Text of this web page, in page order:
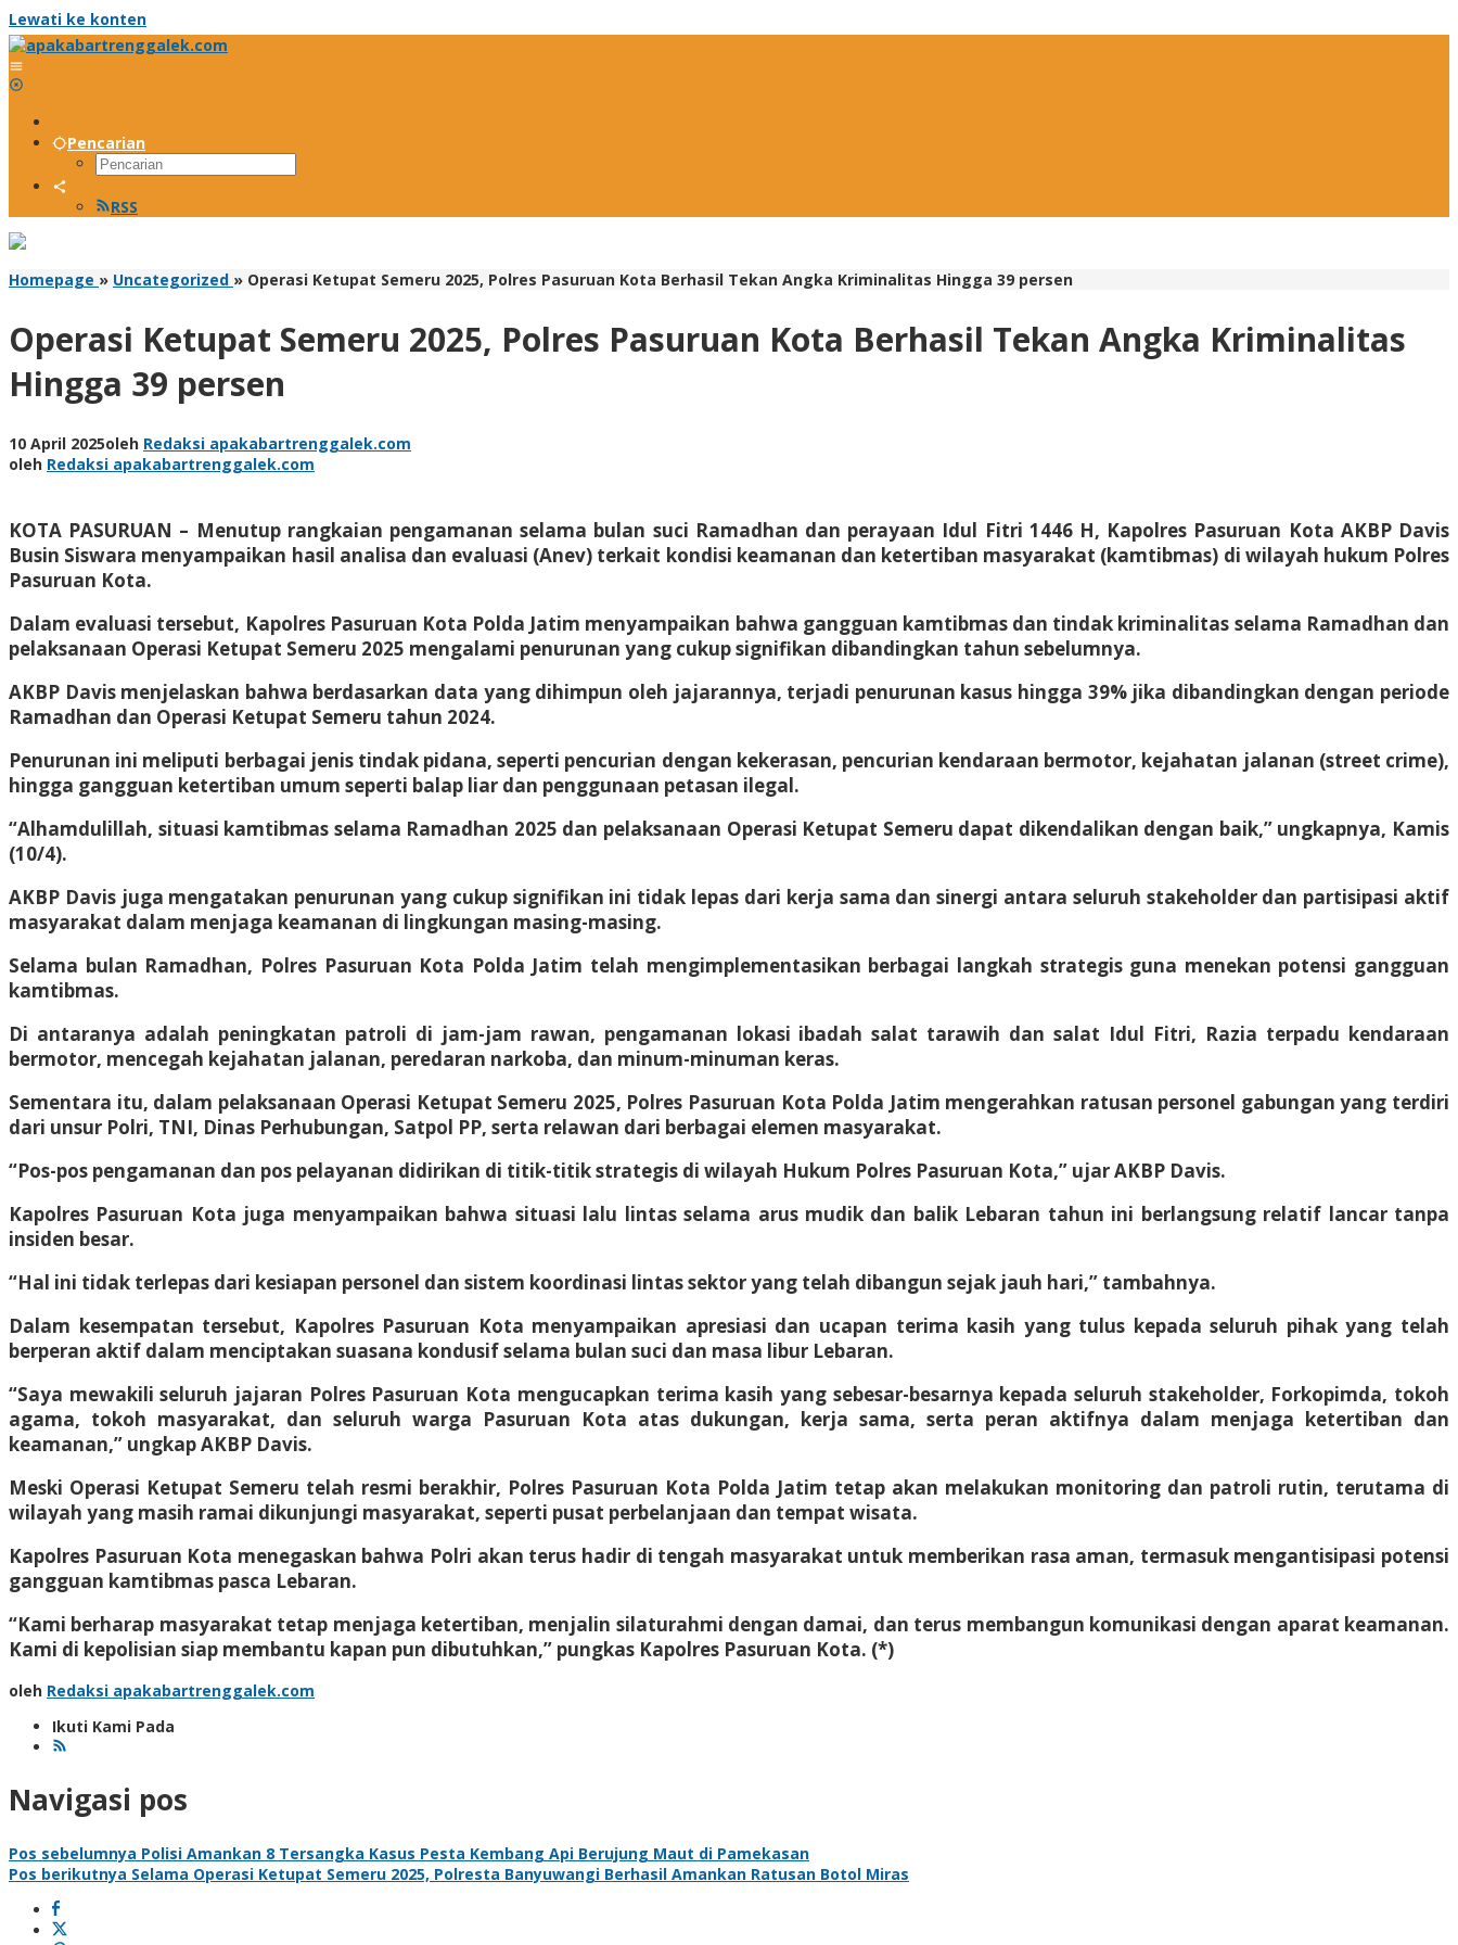
Lewati ke konten
Pencarian
RSS
Homepage » Uncategorized » Operasi Ketupat Semeru 2025, Polres Pasuruan Kota Berhasil Tekan Angka Kriminalitas Hingga 39 persen
Operasi Ketupat Semeru 2025, Polres Pasuruan Kota Berhasil Tekan Angka Kriminalitas
Hingga 39 persen
10 April 2025oleh Redaksi apakabartrenggalek.com
oleh Redaksi apakabartrenggalek.com
KOTA PASURUAN – Menutup rangkaian pengamanan selama bulan suci Ramadhan dan perayaan Idul Fitri 1446 H, Kapolres Pasuruan Kota AKBP Davis
Busin Siswara menyampaikan hasil analisa dan evaluasi (Anev) terkait kondisi keamanan dan ketertiban masyarakat (kamtibmas) di wilayah hukum Polres
Pasuruan Kota.
Dalam evaluasi tersebut, Kapolres Pasuruan Kota Polda Jatim menyampaikan bahwa gangguan kamtibmas dan tindak kriminalitas selama Ramadhan dan
pelaksanaan Operasi Ketupat Semeru 2025 mengalami penurunan yang cukup signifikan dibandingkan tahun sebelumnya.
AKBP Davis menjelaskan bahwa berdasarkan data yang dihimpun oleh jajarannya, terjadi penurunan kasus hingga 39% jika dibandingkan dengan periode
Ramadhan dan Operasi Ketupat Semeru tahun 2024.
Penurunan ini meliputi berbagai jenis tindak pidana, seperti pencurian dengan kekerasan, pencurian kendaraan bermotor, kejahatan jalanan (street crime),
hingga gangguan ketertiban umum seperti balap liar dan penggunaan petasan ilegal.
“Alhamdulillah, situasi kamtibmas selama Ramadhan 2025 dan pelaksanaan Operasi Ketupat Semeru dapat dikendalikan dengan baik,” ungkapnya, Kamis
(10/4).
AKBP Davis juga mengatakan penurunan yang cukup signifikan ini tidak lepas dari kerja sama dan sinergi antara seluruh stakeholder dan partisipasi aktif
masyarakat dalam menjaga keamanan di lingkungan masing-masing.
Selama bulan Ramadhan, Polres Pasuruan Kota Polda Jatim telah mengimplementasikan berbagai langkah strategis guna menekan potensi gangguan
kamtibmas.
Di antaranya adalah peningkatan patroli di jam-jam rawan, pengamanan lokasi ibadah salat tarawih dan salat Idul Fitri, Razia terpadu kendaraan
bermotor, mencegah kejahatan jalanan, peredaran narkoba, dan minum-minuman keras.
Sementara itu, dalam pelaksanaan Operasi Ketupat Semeru 2025, Polres Pasuruan Kota Polda Jatim mengerahkan ratusan personel gabungan yang terdiri
dari unsur Polri, TNI, Dinas Perhubungan, Satpol PP, serta relawan dari berbagai elemen masyarakat.
“Pos-pos pengamanan dan pos pelayanan didirikan di titik-titik strategis di wilayah Hukum Polres Pasuruan Kota,” ujar AKBP Davis.
Kapolres Pasuruan Kota juga menyampaikan bahwa situasi lalu lintas selama arus mudik dan balik Lebaran tahun ini berlangsung relatif lancar tanpa
insiden besar.
“Hal ini tidak terlepas dari kesiapan personel dan sistem koordinasi lintas sektor yang telah dibangun sejak jauh hari,” tambahnya.
Dalam kesempatan tersebut, Kapolres Pasuruan Kota menyampaikan apresiasi dan ucapan terima kasih yang tulus kepada seluruh pihak yang telah
berperan aktif dalam menciptakan suasana kondusif selama bulan suci dan masa libur Lebaran.
“Saya mewakili seluruh jajaran Polres Pasuruan Kota mengucapkan terima kasih yang sebesar-besarnya kepada seluruh stakeholder, Forkopimda, tokoh
agama, tokoh masyarakat, dan seluruh warga Pasuruan Kota atas dukungan, kerja sama, serta peran aktifnya dalam menjaga ketertiban dan
keamanan,” ungkap AKBP Davis.
Meski Operasi Ketupat Semeru telah resmi berakhir, Polres Pasuruan Kota Polda Jatim tetap akan melakukan monitoring dan patroli rutin, terutama di
wilayah yang masih ramai dikunjungi masyarakat, seperti pusat perbelanjaan dan tempat wisata.
Kapolres Pasuruan Kota menegaskan bahwa Polri akan terus hadir di tengah masyarakat untuk memberikan rasa aman, termasuk mengantisipasi potensi
gangguan kamtibmas pasca Lebaran.
“Kami berharap masyarakat tetap menjaga ketertiban, menjalin silaturahmi dengan damai, dan terus membangun komunikasi dengan aparat keamanan.
Kami di kepolisian siap membantu kapan pun dibutuhkan,” pungkas Kapolres Pasuruan Kota. (*)
oleh Redaksi apakabartrenggalek.com
Ikuti Kami Pada
Navigasi pos
Pos sebelumnya Polisi Amankan 8 Tersangka Kasus Pesta Kembang Api Berujung Maut di Pamekasan
Pos berikutnya Selama Operasi Ketupat Semeru 2025, Polresta Banyuwangi Berhasil Amankan Ratusan Botol Miras